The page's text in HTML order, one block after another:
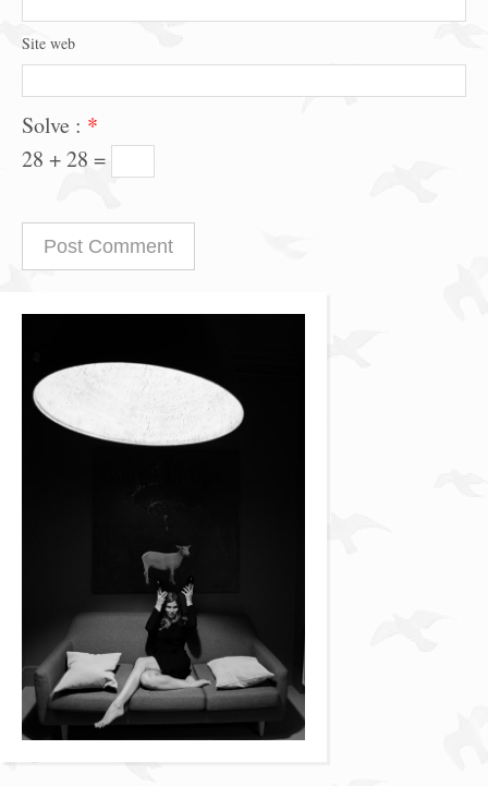
Site web
Solve : *
28 + 28 =